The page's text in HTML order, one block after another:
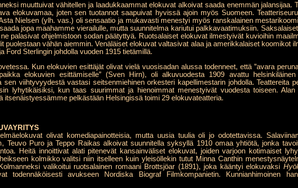
muuttuivat vähitellen ja laadukkaammat elokuvat alkoivat saada enemmän jalansijaa.
elokuvamaa, joten sen tuotannot saapuivat hyvissä ajoin myös Suomeen.
Nielsen (ylh. vas.) oli sensaatio ja mukavasti menestyi myös ranskalainen
jopa maahamme vierailulle, mutta suunnitelma kariutui palkkavaatimuksiin.
palasivat ohjelmistoon sodan päätyttyä. Ruotsalaiset elokuvat ilmestyivät kuvioihin
puolestaan vähän aiemmin. Venäläiset elokuvat valtasivat alaa ja amerikkalaiset koomikot
Ford Sterlingin johdolla vuoden 1915 tietämillä.
Kun elokuvien esittäjät olivat vielä vuosisadan alussa todenneet, että ”avara
elokuvien esittämiselle” (Sven Hirn), oli alkuvuodesta 1909 avattu
sen viihtyvyydestä vastasi seitsenmiehinen orkesteri kapellimestarin johdolla. Teattereita
lyhytikäisiksi, kun taas suurimmat ja hienoimmat menestyivät vuodesta toiseen. Alan
itsenäistyessämme pelkästään Helsingissä toimi 29 elokuvateatteria.
olivat komediapainotteisia, mutta uusia tuulia oli jo odotettavissa.
Teuvo Puro ja Teppo Raikas alkoivat suunnitella syksyllä 1910 omaa yhtiötä, jonka
Heitä innoittivat alati pitenevät kansainväliset elokuvat, joiden varjoon kotimaiset
kolmikko valitsi niin itselleen kuin yleisöllekin tutut Minna Canthin
valikoitui ruotsalainen romaani Brottsjöar (1891), joka kääntyi elokuvaksi
todennäköisesti avukseen Nordiska Biograf Filmkompanietin. Kunnianhimoinen